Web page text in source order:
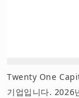
Twenty One
기업입니다.